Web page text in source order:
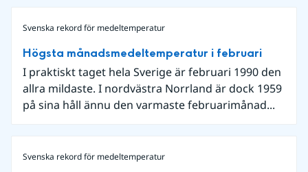
Svenska rekord för medeltemperatur
Högsta månadsmedeltemperatur i februari
I praktiskt taget hela Sverige är februari 1990 den
allra mildaste. I nordvästra Norrland är dock 1959
på sina håll ännu den varmaste februarimånad...
Svenska rekord för medeltemperatur